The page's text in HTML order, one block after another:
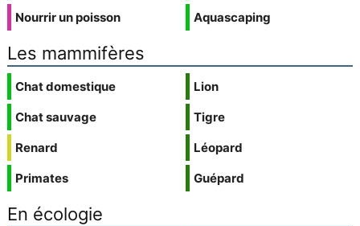
Nourrir un poisson
Aquascaping
Les mammifères
Chat domestique
Chat sauvage
Renard
Primates
Lion
Tigre
Léopard
Guépard
En écologie